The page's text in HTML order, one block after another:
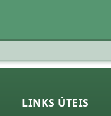
LINKS ÚTEIS